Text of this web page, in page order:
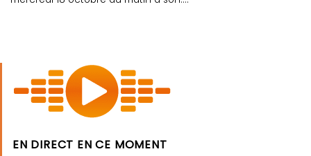
EN DIRECT EN CE MOMENT